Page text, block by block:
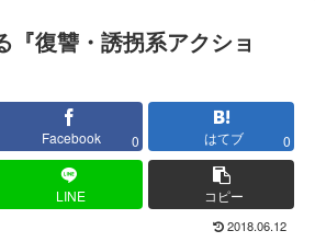
復讐・誘拐系アクショ
Facebook 0 はてブ 0
LINE コピー
2018.06.12